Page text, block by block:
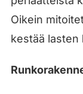
Oikein
kestää lasten